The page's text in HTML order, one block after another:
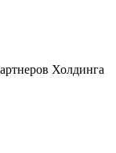
Холдинга